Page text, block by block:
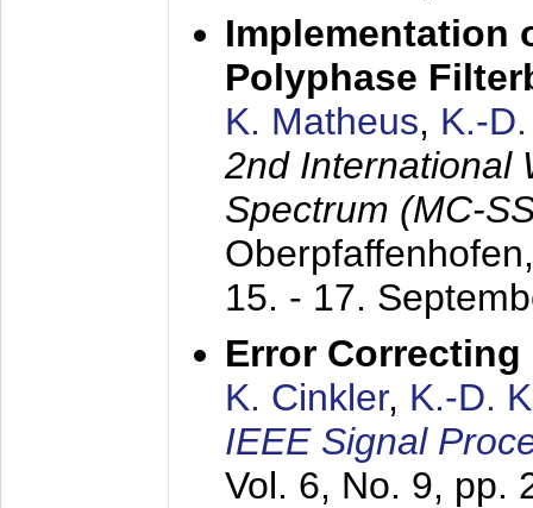
Implementation
Polyphase
K. Matheus, K.-
2nd International
Spectrum (MC-
15. - 17.
Error
K. Cinkler, K.-D.
IEEE Signal
Vol. 6, No. 9, pp.